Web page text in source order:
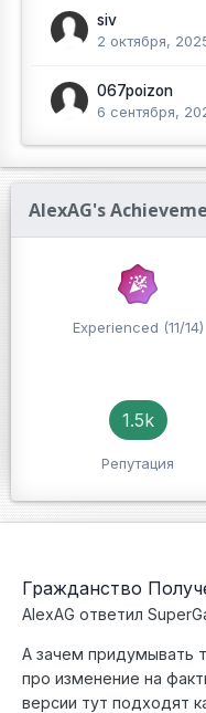
siv
2 октября,
067poizon
6 сентября,
AlexAG's
Experienced (11/14)
1.5k
Репутация
Гражданство
AlexAG ответил
А зачем придумывать
про изменение на
версии тут подходят